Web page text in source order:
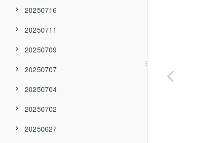
20250716
20250711
20250709
20250707
20250704
20250702
20250627